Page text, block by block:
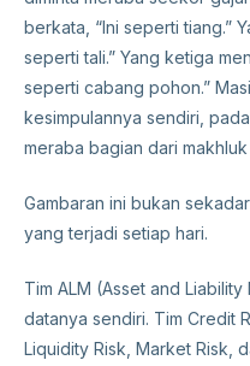
berkata, “Ini seperti tiang.”
seperti tali.” Yang ketiga
seperti cabang pohon.”
kesimpulannya sendiri,
meraba bagian dari
Gambaran ini bukan
yang terjadi setiap hari.
Tim ALM (Asset and
datanya sendiri. Tim Credit
Liquidity Risk, Market Risk,